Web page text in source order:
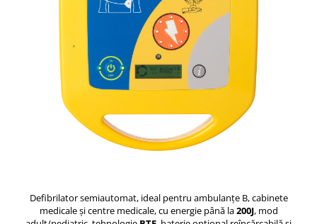
Medicină internă
Medicină legală
Nefrologie
Neurologie
Neurochirurgie
Neuropsihiatrie infantilă
Obstetrică-Ginecologie
Ortopedie și traumatologie
Pneumofiziologie
Defibrilator semiautomat, ideal pentru ambulanțe B, cabinete
medicale și centre medicale, cu energie până la200J, mod